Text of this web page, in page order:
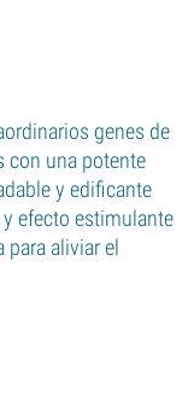
genes de
con una potente
y edificante
efecto estimulante
para aliviar el